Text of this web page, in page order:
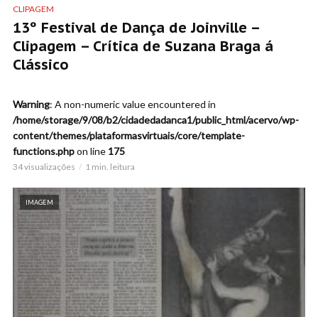
CLIPAGEM
13º Festival de Dança de Joinville –
Clipagem – Crítica de Suzana Braga á
Clássico
Warning: A non-numeric value encountered in
/home/storage/9/08/b2/cidadedadanca1/public_html/acervo/wp-
content/themes/plataformasvirtuais/core/template-
functions.phpon line 175
34 visualizações 1 min. leitura
IMAGEM